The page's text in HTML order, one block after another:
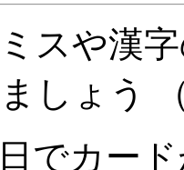
スや漢
しょう
でカー